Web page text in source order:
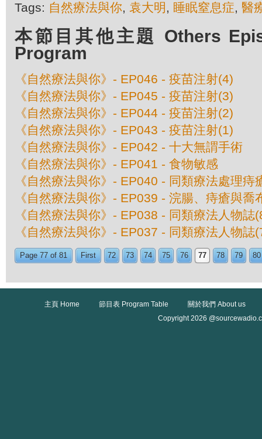
Tags: 自然療法與你, 袁大明 , 睡眠窒息症, 醫
本節目其他主題 Others
Program
《自然療法與你》- EP046 - 疫苗注射(4)
《自然療法與你》- EP045 - 疫苗注射(3)
《自然療法與你》- EP044 - 疫苗注射(2)
《自然療法與你》- EP043 - 疫苗注射(1)
《自然療法與你》- EP042 - 十大無謂手術
《自然療法與你》- EP041 - 食物敏感
《自然療法與你》- EP040 - 同類療法處理痔
《自然療法與你》- EP039 - 浣腸、痔瘡與喬
《自然療法與你》- EP038 - 同類療法人物誌
《自然療法與你》- EP037 - 同類療法人物誌
Page 77 of 81 First 72 73 74 75 76 77 78 79 80
主頁 Home 節目表 Program Table
關於我們 About us
Copyright 2026